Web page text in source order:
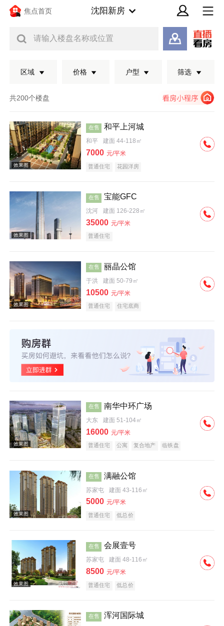
焦点首页 沈阳新房
请输入楼盘名称或位置
区域 价格 户型 筛选
共200个楼盘
效果图
在售 和平上河城
和平 建面 44-118㎡
7000 元/平米
普通住宅 花园洋房
效果图
在售 宝能GFC
沈河 建面 126-228㎡
35000 元/平米
普通住宅
效果图
在售 丽晶公馆
于洪 建面 50-79㎡
10500 元/平米
普通住宅 住宅底商
在售 南华中环广场
大东 建面 51-104㎡
16000 元/平米
普通住宅 公寓 复合地产 临铁盘
效果图
在售 满融公馆
苏家屯 建面 43-116㎡
5000 元/平米
普通住宅 低总价
在售 会展壹号
苏家屯 建面 48-116㎡
8500 元/平米
普通住宅 低总价
在售 浑河国际城